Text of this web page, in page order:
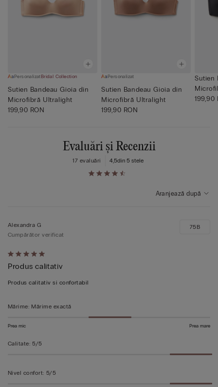
PersonalizatBridal Collection
Sutien Bandeau Gioia din
Microfibră Ultralight
199,90 RON
Personalizat
Sutien Bandeau Gioia din
Microfibră Ultralight
199,90 RON
Sutien
199,90
Evaluări și Recenzii
4,5din 5 stele
17 evaluări
Aranjează după
Evaluat
5
din
Alexandra G
Cumpărător verificat
Produs calitativ
Produs calitativ si confortabil
75B
Mărime: Mărime exactă
Prea mic Prea mare
Calitate: 5/5
Nivel confort: 5/5